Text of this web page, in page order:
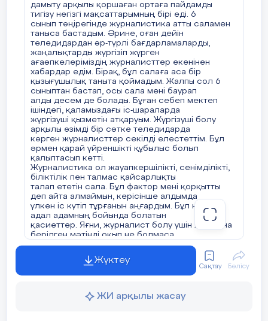
Қорыта келе, еліме, мүмкін болса жалпы
жаһанға пайдамды тигізетін, журналистика
саласында атым қалатын маман болғым келеді
дегім келеді. Жоғарыда айтқан заттың
барлығы менің <<Журналист болғың келе ме?>>
деген сұраққа, 100 пайыз иә деп
жауап беруіме ықпалын тигізді. Яғни, иә мен
журналист болғым келеді. Еліміздің
тұғыры биік, көк туы мәңгі желбіреуі үшін
барынша жұмыс атқарамын. Бар болайық,
аман болайық.
дамыту арқылы қоршаған ортаға пайдамды
тигізу негізгі мақсаттарымның бірі еді. 6
сынып төңірегінде журналистика атты саламен
таныса бастадым. Әрине, оған дейін
теледидардан әр-түрлі бағдарламаларды,
жаңалықтарды жүргізіп жүрген
ағаәпкелеріміздің журналисттер екенінен
хабардар едім. Бірақ, бұл салаға аса бір
қызығушылық таныта қоймадым. Жалпы сол 6
сыныптан бастап, осы сала мені баурап
алды десем де болады. Бұған себеп мектеп
ішіндегі, қаламыздағы іс-шараларда
жүргізуші қызметін атқаруым. Жүргізуші болу
арқылы өзімді бір сәтке теледидарда
көрген журналисттер секілді елестеттім. Бұл
әрмен қарай үйреншікті құбылыс болып
қалыптасып кетті.
Журналистика ол жауапкершілікті, сенімділікті,
біліктілік пен талмас қайсарлықты
талап ететін сала. Бұл фактор мені қорқытты
деп айта алмаймын, керісінше алдымда
үлкен іс күтіп тұрғанын аңғардым. Бұл нағыз
адал адамның бойында болатын
қасиеттер. Яғни, журналист болу үшін жай ғана
берілген мәтінді оқып не болмаса
камера алдында барынша әдемі түр жасау емес,
адам бола білу қажет. Халықтың мұнзарың
тындайтың, жаһандық мәселелерді айқындайтын
нәтижелі болады. Халыққа мәселені жай ғана
экран беттеріне шығаратын журналисттер
Жүктеу
Сақтау Бөлісу
ЖИ арқылы жасау